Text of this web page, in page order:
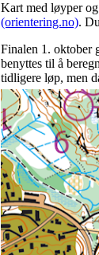
Kart med løyper
(orientering.no).
Finalen 1. oktober
benyttes til å
tidligere løp, men